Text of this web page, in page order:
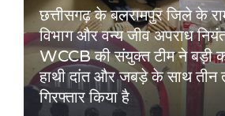
छत्तीसगढ़ के बलरामपुर जिले के
विभाग और वन्य जीव अपराध
WCCB की संयुक्त टीम ने बड़ी
हाथी दांत और जबड़े के साथ तीन
गिरफ्तार किया है